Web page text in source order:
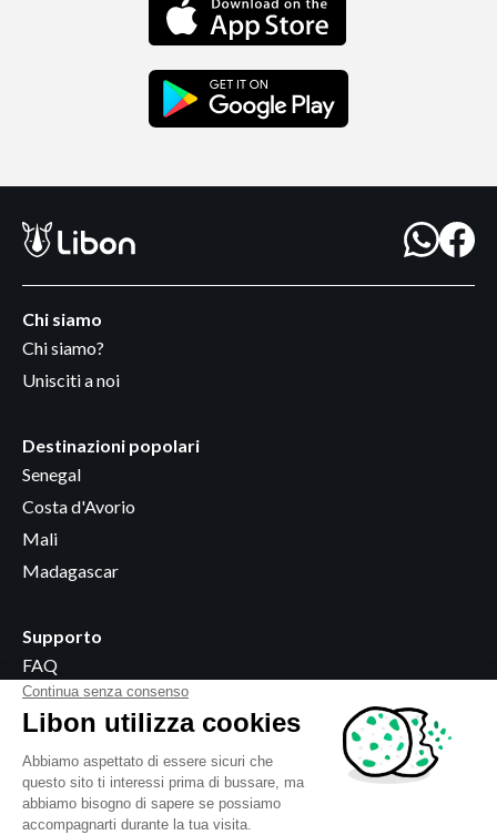
Chi siamo
Chi siamo?
Unisciti a noi
Destinazioni popolari
Senegal
Costa d'Avorio
Mali
Madagascar
Supporto
FAQ
Diventare rivenditore
Dove acquistare
Informazioni legali
Termini e condizioni